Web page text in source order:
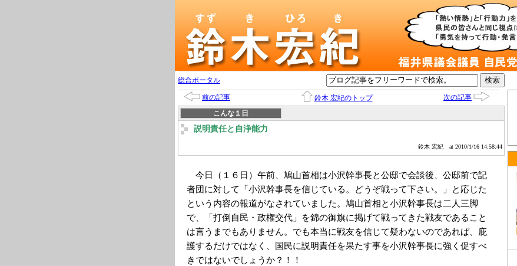
総合ポータル
前の記事 鈴木 宏紀のトップ
次の記事
こんな１日
説明責任と自浄能力
鈴木 宏紀 at 2010/1/16 14:58:44
今日（１６日）午前、鳩山首相は小沢幹事長と公邸で会談後、公邸前で記
者団に対して「小沢幹事長を信じている。どうぞ戦って下さい。」と応じた
という内容の報道がなされていました。鳩山首相と小沢幹事長は二人三脚
で、「打倒自民・政権交代」を錦の御旗に掲げて戦ってきた戦友であること
は言うまでもありません。でも本当に戦友を信じて疑わないのであれば、庇
護するだけではなく、国民に説明責任を果たす事を小沢幹事長に強く促すべ
きではないでしょうか？！！